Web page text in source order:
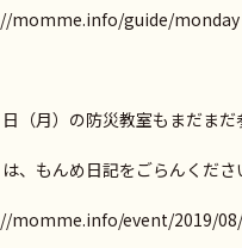
momme.info/guide/monday
（月）の防災教室もまだまだ
、もんめ日記をごらんくださ
momme.info/event/2019/